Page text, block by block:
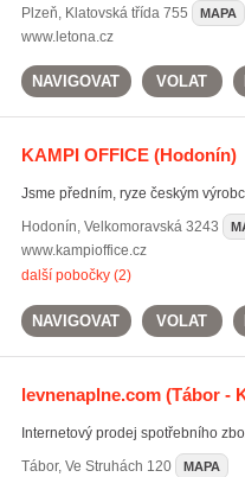
Plzeň, Klatovská třída 755 MAPA
www.letona.cz
NAVIGOVAT VOLAT
KAMPI OFFICE(Hodonín)
Jsme předním, ryze českým
Hodonín, Velkomoravská 3243
www.kampioffice.cz
další pobočky (2)
NAVIGOVAT VOLAT
levnenaplne.com(Tábor -
Internetový prodej spotřebního
Tábor, Ve Struhách 120 MAPA